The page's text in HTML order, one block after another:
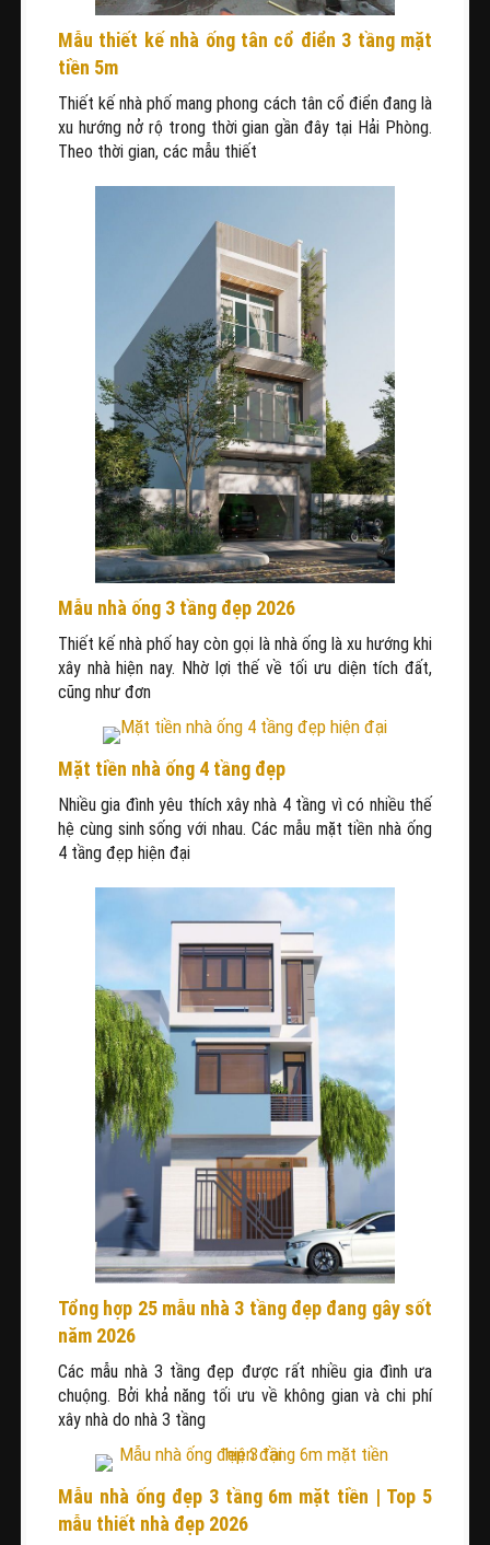
Mẫu thiết kế nhà ống tân cổ điển 3 tầng mặt
tiền 5m
Thiết kế nhà phố mang phong cách tân cổ điển đang là
xu hướng nở rộ trong thời gian gần đây tại Hải Phòng.
Theo thời gian, các mẫu thiết
Mẫu nhà ống 3 tầng đẹp 2026
Thiết kế nhà phố hay còn gọi là nhà ống là xu hướng khi
xây nhà hiện nay. Nhờ lợi thế về tối ưu diện tích đất,
cũng như đơn
Mặt tiền nhà ống 4 tầng đẹp
Nhiều gia đình yêu thích xây nhà 4 tầng vì có nhiều thế
hệ cùng sinh sống với nhau. Các mẫu mặt tiền nhà ống
4 tầng đẹp hiện đại
Tổng hợp 25 mẫu nhà 3 tầng đẹp đang gây sốt
năm 2026
Các mẫu nhà 3 tầng đẹp được rất nhiều gia đình ưa
chuộng. Bởi khả năng tối ưu về không gian và chi phí
xây nhà do nhà 3 tầng
Mẫu nhà ống đẹp 3 tầng 6m mặt tiền | Top 5
mẫu thiết nhà đẹp 2026